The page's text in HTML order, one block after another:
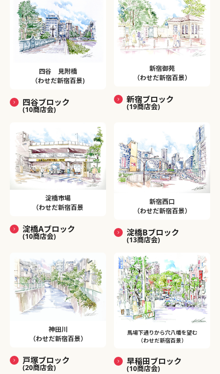
四谷 見附橋
（わせだ新宿百景)
四谷ブロック
(10商店会)
新宿御苑
（わせだ新宿百景）
新宿ブロック
(19商店会)
淀橋市場
（わせだ新宿百景
淀橋Aブロック
(10商店会)
新宿西口
（わせだ新宿百景）
淀橋Bブロック
(13商店会)
神田川
（わせだ新宿百景）
戸塚ブロック
(20商店会)
馬場下通りから穴八幡を望む
（わせだ新宿百景）
早稲田ブロック
(10商店会)